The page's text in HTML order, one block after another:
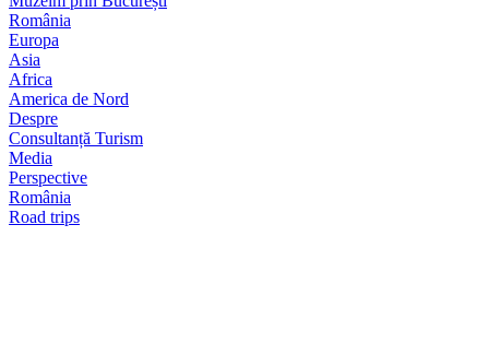
România
Europa
Asia
Africa
America de Nord
Despre
Consultanță Turism
Media
Perspective
România
Road trips